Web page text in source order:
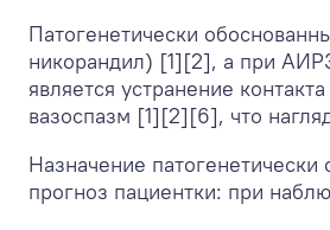
Патогенетически
никорандил) [1][2], а при
является устранение
вазоспазм [1][2][6], что
Назначение
прогноз пациентки: при